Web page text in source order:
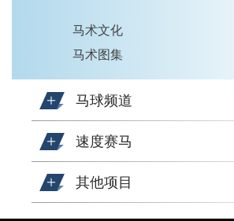
马术文化
马术图集
马球频道
速度赛马
其他项目